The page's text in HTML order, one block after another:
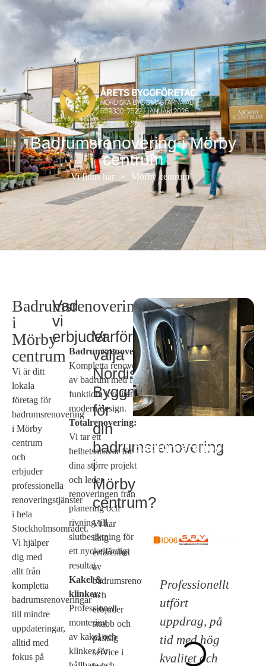
Badrumsrenovering i Mörby
centrum
Vi finns här » Mörby centrum
Badrumsrenovering
i
Mörby
centrum
Vi är ditt
lokala
företag för
badrumsrenovering
i Mörby
centrum
och
erbjuder
professionella
renoveringstjänster
i hela
Stockholmsområdet.
Vi hjälper
dig med
allt från
kompletta
badrumsrenoveringar
till mindre
uppdateringar,
alltid med
fokus på
Vad
vi
erbjuder
Badrumsrenoveringar:
Kompletta renoveringar
av badrum med fokus på
funktion, kvalitet och
modern design.
Totalrenovering:
Vi tar ett
helhetsansvar för
dina större projekt
och leder
renoveringen från
planering och
rivning till
slutbesiktning för
ett nyckelfärdigt
resultat.
Kakel &
klinker:
Professionell
montering
av kakel och
klinker för
Varför
välja
Nordiska
Byggmästarna
för
din
badrumsrenovering
i
Mörby
centrum?
Vi har
lång
erfarenhet
av
badrumsrenoveringar
och
erbjuder
snabb och
pålitlig
service i
badrumsrenovering
i Mörby centrum?
Professionellt
utfört
uppdrag, på
tid med hög
kvalitet och